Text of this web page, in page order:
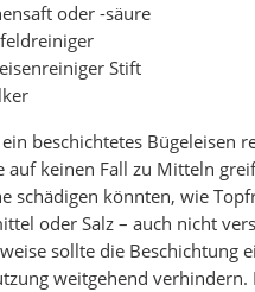
oder -säure
Stift
beschichtetes Bügeleisen
auf keinen Fall zu Mitteln
schädigen könnten, wie
oder Salz – auch nicht
sollte die Beschichtung
weitgehend verhindern.